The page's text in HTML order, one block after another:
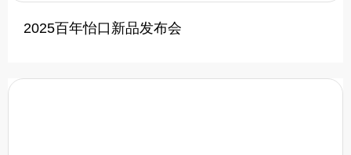
2025百年怡口新品发布会